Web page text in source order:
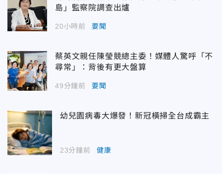
島」監察院調查出爐
20小時前 要聞
蔡英文親任陳瑩競總主委！媒體人驚呼「不
尋常」：背後有更大盤算
49分鐘前 要聞
幼兒園病毒大爆發！新冠橫掃全台成霸主
23分鐘前 健康